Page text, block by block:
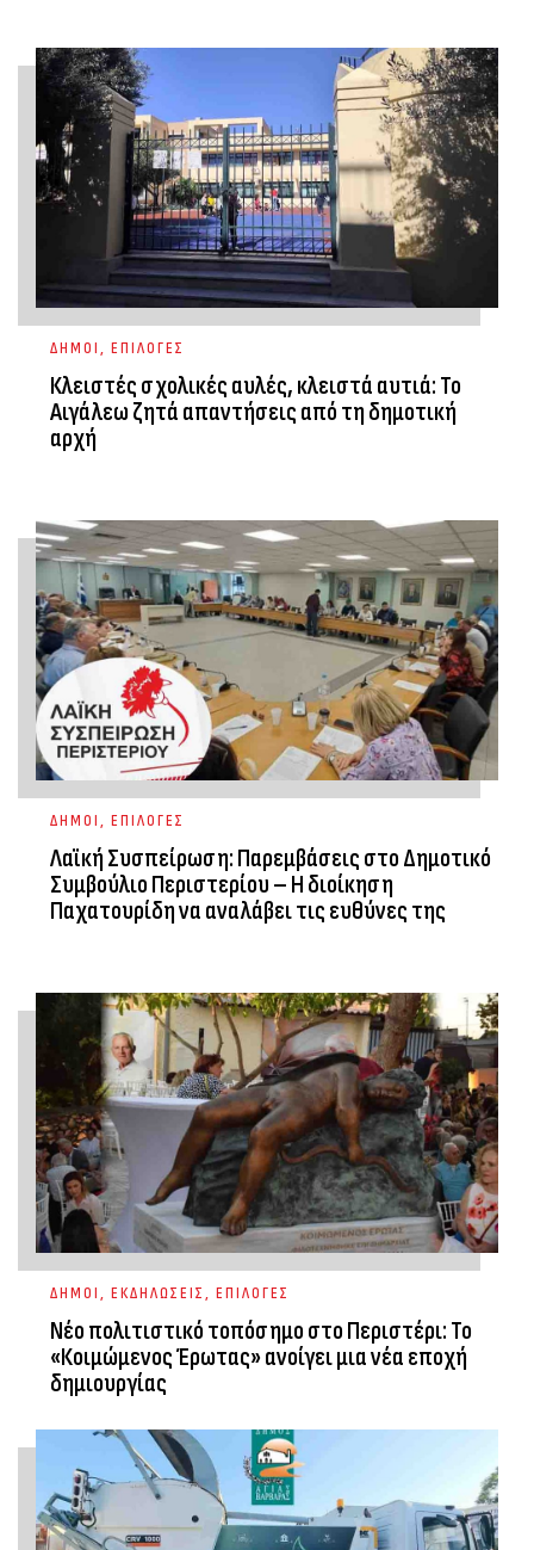
ΔΗΜΟΙ, ΕΠΙΛΟΓΕΣ
Κλειστές σχολικές αυλές, κλειστά αυτιά: Το
Αιγάλεω ζητά απαντήσεις από τη δημοτική
αρχή
ΔΗΜΟΙ, ΕΠΙΛΟΓΕΣ
Λαϊκή Συσπείρωση: Παρεμβάσεις στο Δημοτικό
Συμβούλιο Περιστερίου – Η διοίκηση
Παχατουρίδη να αναλάβει τις ευθύνες της
ΔΗΜΟΙ, ΕΚΔΗΛΩΣΕΙΣ, ΕΠΙΛΟΓΕΣ
Νέο πολιτιστικό τοπόσημο στο Περιστέρι: Το
«Κοιμώμενος Έρωτας» ανοίγει μια νέα εποχή
δημιουργίας